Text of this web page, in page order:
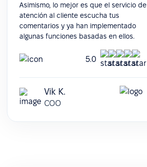
Asimismo, lo mejor es que el servicio de
atención al cliente escucha tus
comentarios y ya han implementado
algunas funciones basadas en ellos.
5.0
Vik K.
COO